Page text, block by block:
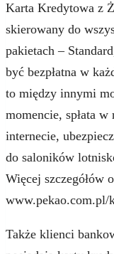
Karta Kredytowa z
skierowany do
pakietach –
być bezpłatna w
to między innymi
momencie, spłata
internecie,
do saloników
Więcej szczegółów
www.pekao.com.pl/
Także klienci